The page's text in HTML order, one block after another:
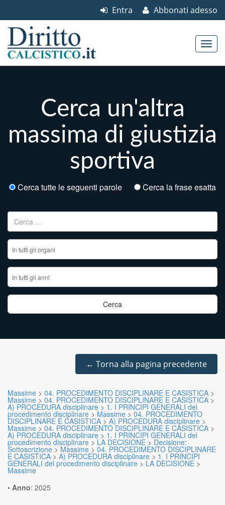
Abbonati adesso
Entra
Cerca un'altra
massima di giustizia
sportiva
Cerca tutte le seguenti parole Cerca la frase esatta
Ricerca per:
← Torna alla pagina precedente
Massime > 04. PROCEDIMENTO DISCIPLINARE E CASISTICA >
Massime > 04. PROCEDIMENTO DISCIPLINARE E CASISTICA >
A) PROCEDURA disciplinare > 1. I PRINCIPI GENERALI del
procedimento disciplinare > Massime > 04. PROCEDIMENTO
DISCIPLINARE E CASISTICA > A) PROCEDURA disciplinare >
Massime > 04. PROCEDIMENTO DISCIPLINARE E CASISTICA >
A) PROCEDURA disciplinare > 1. I PRINCIPI GENERALI del
procedimento disciplinare > LA DECISIONE > Decisione:
Sottoscrizione > Massime > 04. PROCEDIMENTO DISCIPLINARE
E CASISTICA > A) PROCEDURA disciplinare > 1. I PRINCIPI
GENERALI del procedimento disciplinare > LA DECISIONE >
Massime
• Anno: 2025